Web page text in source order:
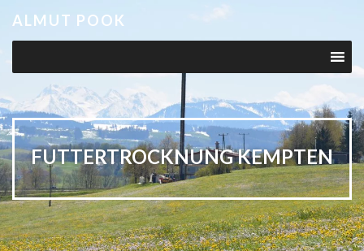
ALMUT POOK
FUTTERTROCKNUNG KEMPTEN